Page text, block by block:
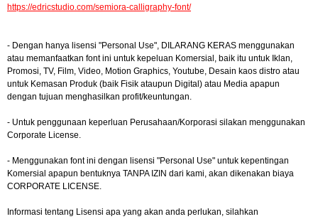
https://edricstudio.com/semiora-calligraphy-font/
- Dengan hanya lisensi "Personal Use", DILARANG KERAS menggunakan
atau memanfaatkan font ini untuk kepeluan Komersial, baik itu untuk Iklan,
Promosi, TV, Film, Video, Motion Graphics, Youtube, Desain kaos distro atau
untuk Kemasan Produk (baik Fisik ataupun Digital) atau Media apapun
dengan tujuan menghasilkan profit/keuntungan.
- Untuk penggunaan keperluan Perusahaan/Korporasi silakan menggunakan
Corporate License.
- Menggunakan font ini dengan lisensi "Personal Use" untuk kepentingan
Komersial apapun bentuknya TANPA IZIN dari kami, akan dikenakan biaya
CORPORATE LICENSE.
Informasi tentang Lisensi apa yang akan anda perlukan, silahkan